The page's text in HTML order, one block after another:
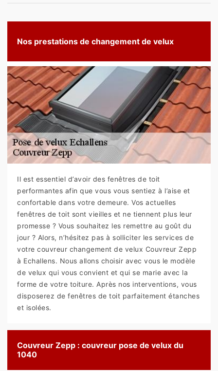
Nos prestations de changement de velux
Il est essentiel d’avoir des fenêtres de toit
performantes afin que vous vous sentiez à l’aise et
confortable dans votre demeure. Vos actuelles
fenêtres de toit sont vieilles et ne tiennent plus leur
promesse ? Vous souhaitez les remettre au goût du
jour ? Alors, n’hésitez pas à solliciter les services de
votre couvreur changement de velux Couvreur Zepp
à Echallens. Nous allons choisir avec vous le modèle
de velux qui vous convient et qui se marie avec la
forme de votre toiture. Après nos interventions, vous
disposerez de fenêtres de toit parfaitement étanches
et isolées.
Couvreur Zepp : couvreur pose de velux du
1040